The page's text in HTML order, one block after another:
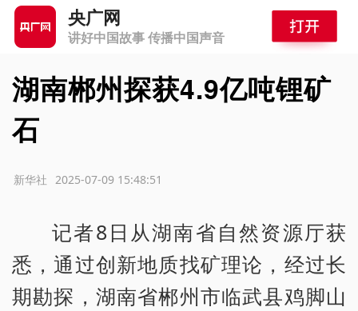
央广网
讲好中国故事 传播中国声音
湖南郴州探获4.9亿吨锂矿
石
2025-07-09 15:48:51
新华社
记者8日从湖南省自然资源厅获
悉，通过创新地质找矿理论，经过长
期勘探，湖南省郴州市临武县鸡脚山